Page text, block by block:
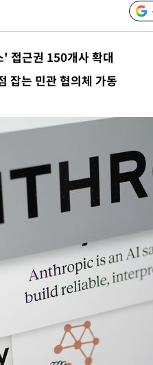
진 채 발견
한일전
·1명 실종
, 열대야 계속[다음
기회로 삼겠다"
비
접근권 150개사 확대
잡는 민관 협의체 가동